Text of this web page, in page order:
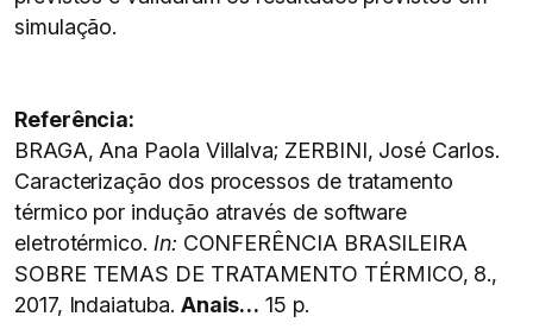
simulação.
Referência:
BRAGA, Ana Paola Villalva; ZERBINI, José Carlos.
Caracterização dos processos de tratamento
térmico por indução através de software
eletrotérmico. In: CONFERÊNCIA BRASILEIRA
SOBRE TEMAS DE TRATAMENTO TÉRMICO, 8.,
2017, Indaiatuba. Anais… 15 p.